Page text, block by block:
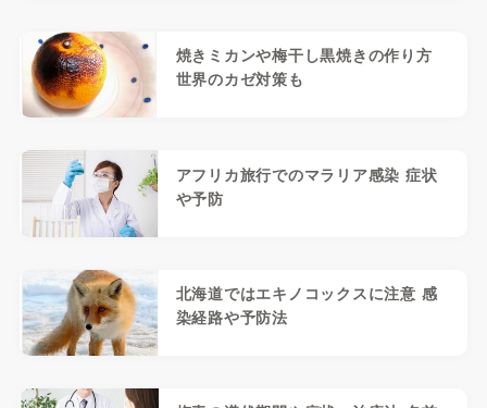
焼きミカンや梅干し黒焼きの作り方
世界のカゼ対策も
アフリカ旅行でのマラリア感染 症状
や予防
北海道ではエキノコックスに注意 感
染経路や予防法